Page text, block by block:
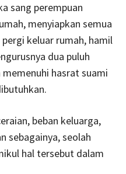
sang perempuan
menyiapkan semua
keluar rumah, hamil
dua puluh
hasrat suami
beban keluarga,
sebagainya, seolah
hal tersebut dalam